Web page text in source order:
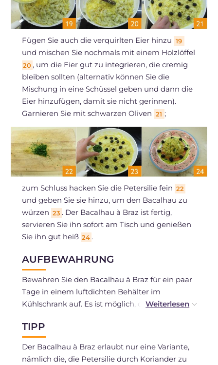
Fügen Sie auch die verquirlten Eier hinzu 19
und mischen Sie nochmals mit einem Holzlöffel
20 , um die Eier gut zu integrieren, die cremig
bleiben sollten (alternativ können Sie die
Mischung in eine Schüssel geben und dann die
Eier hinzufügen, damit sie nicht gerinnen).
Garnieren Sie mit schwarzen Oliven 21 ;
zum Schluss hacken Sie die Petersilie fein 22
und geben Sie sie hinzu, um den Bacalhau zu
würzen 23 . Der Bacalhau à Braz ist fertig,
servieren Sie ihn sofort am Tisch und genießen
Sie ihn gut heiß 24 .
AUFBEWAHRUNG
Bewahren Sie den Bacalhau à Braz für ein paar
Tage in einem luftdichten Behälter im
Kühlschrank auf. Es ist möglich, den Bacalhau à
TIPP
Der Bacalhau à Braz erlaubt nur eine Variante,
nämlich die, die Petersilie durch Koriander zu